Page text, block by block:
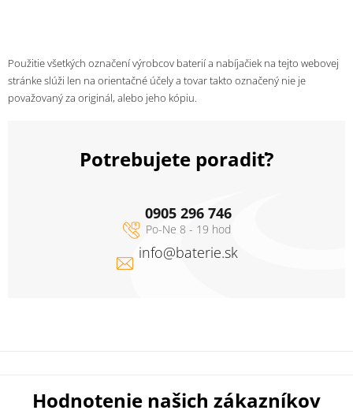
Použitie všetkých označení výrobcov baterií a nabíjačiek na tejto webovej
stránke slúži len na orientačné účely a tovar takto označený nie je
považovaný za originál, alebo jeho kópiu.
Potrebujete poradiť?
info@baterie.sk
0905 296 746
Hodnotenie našich zákazníkov